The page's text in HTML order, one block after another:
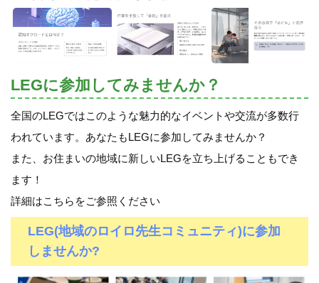
LEGに参加してみませんか？
全国のLEGではこのような魅力的なイベントや交流が多数行
われています。あなたもLEGに参加してみませんか？
また、お住まいの地域に新しいLEGを立ち上げることもでき
ます！
詳細はこちらをご参照ください
LEG(地域のロイロ先生コミュニティ)に参加
しませんか?